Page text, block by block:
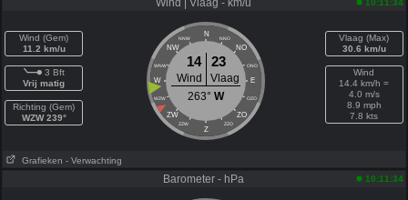
Wind | Vlaag - km/u 10:11:34
Wind (Gem)
11.2 km/u
3 Bft
Vrij matig
Richting (Gem)
WZW 239°
N
NNW NNO
NW NO
WNW ONO
W E
WZW OZO
ZW ZO
ZZW ZZO
Z
14 23
Wind
Vlaag
263° W
Vlaag (Max)
30.6 km/u
Wind
14.4 km/h =
4.0 m/s
8.9 mph
7.8 kts
Grafieken - Verwachting
Barometer - hPa 10:11:34